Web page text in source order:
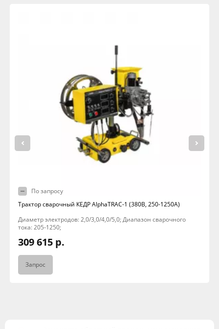
По запросу
Трактор сварочный КЕДР AlphaTRAC-1 (380В, 250-1250А)
Диаметр электродов: 2,0/3,0/4,0/5,0; Диапазон сварочного
тока: 205-1250;
309 615 р.
Запрос